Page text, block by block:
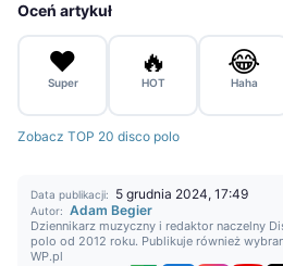
Oceń artykuł
❤️
Super
🔥
HOT
😂
Haha
Zobacz TOP 20 disco polo
Data publikacji: 5 grudnia 2024, 17:49
Autor: Adam Begier
Dziennikarz muzyczny i redaktor naczelny
polo od 2012 roku. Publikuje również
WP.pl